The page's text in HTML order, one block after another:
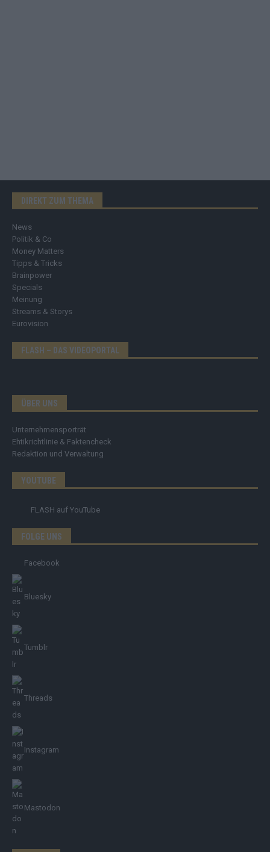
DIREKT ZUM THEMA
News
Politik & Co
Money Matters
Tipps & Tricks
Brainpower
Specials
Meinung
Streams & Storys
Eurovision
FLASH – DAS VIDEOPORTAL
ÜBER UNS
Unternehmensporträt
Ehtikrichtlinie & Faktencheck
Redaktion und Verwaltung
YOUTUBE
FLASH auf YouTube
FOLGE UNS
Facebook
Bluesky
Tumblr
Threads
Instagram
Mastodon